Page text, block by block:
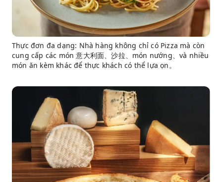
Thực đơn đa dạng: Nhà hàng không chỉ có Pizza mà còn
cung cấp các món 意大利面、沙拉、món nướng、và nhiều
món ăn kèm khác để thực khách có thể lựa ọn。